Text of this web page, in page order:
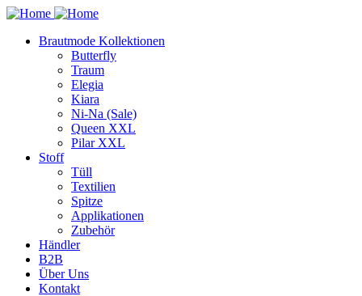
Brautmode Kollektionen
Butterfly
Traum
Elegia
Kiara
Ni-Na (Sale)
Queen XXL
Pilar XXL
Stoff
Tüll
Textilien
Spitze
Applikationen
Zubehör
Händler
B2B
Über Uns
Kontakt